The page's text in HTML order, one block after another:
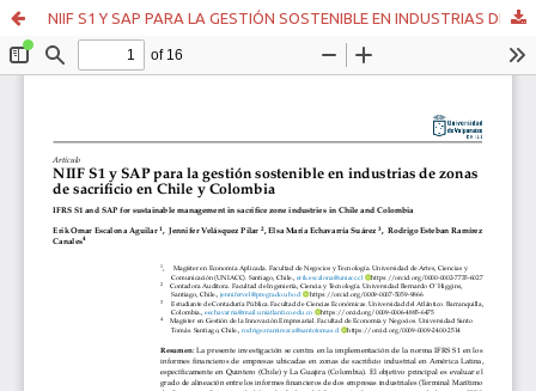
NIIF S1 Y SAP PARA LA GESTIÓN SOSTENIBLE EN INDUSTRIAS DE ZONAS DE SACRIFICIO EN CHILE Y COLOMBIA